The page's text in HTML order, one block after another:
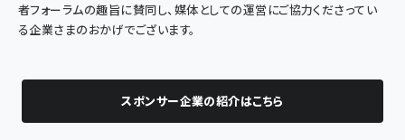
者フォーラムの趣旨に賛同し、媒体としての運営にご協力くださってい
る企業さまのおかげでございます。
スポンサー企業の紹介はこちら